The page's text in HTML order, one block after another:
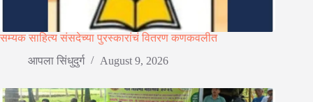
सम्यक साहित्य संसदेच्या पुरस्कारांचं वितरण कणकवलीत
आपला सिंधुदुर्ग
August 9, 2026